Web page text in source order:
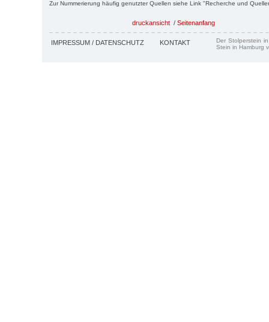
Zur Nummerierung häufig genutzter Quellen siehe Link "Recherche und
druckansicht / Seitenanfang
IMPRESSUM / DATENSCHUTZ KONTAKT
Der Stolperstein
Stein in Hamburg